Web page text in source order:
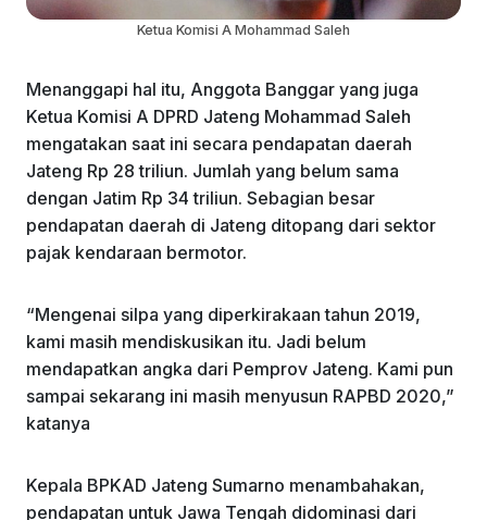
Ketua Komisi A Mohammad Saleh
Menanggapi hal itu, Anggota Banggar yang juga
Ketua Komisi A DPRD Jateng Mohammad Saleh
mengatakan saat ini secara pendapatan daerah
Jateng Rp 28 triliun. Jumlah yang belum sama
dengan Jatim Rp 34 triliun. Sebagian besar
pendapatan daerah di Jateng ditopang dari sektor
pajak kendaraan bermotor.
“Mengenai silpa yang diperkirakaan tahun 2019,
kami masih mendiskusikan itu. Jadi belum
mendapatkan angka dari Pemprov Jateng. Kami pun
sampai sekarang ini masih menyusun RAPBD 2020,”
katanya
Kepala BPKAD Jateng Sumarno menambahakan,
pendapatan untuk Jawa Tengah didominasi dari